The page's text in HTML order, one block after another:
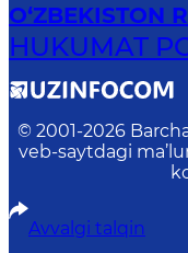
O‘ZBEKISTON
HUKUMAT
© 2001-2026
veb-saytdagi
Avvalgi talqin